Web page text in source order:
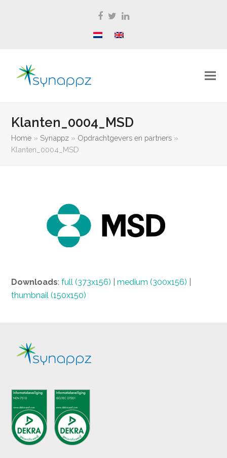
Facebook
TwitterLinkedIn
Klanten_0004_MSD
Home »Synappz » Opdrachtgevers en partners »
Klanten_0004_MSD
Downloads:full (373x156) |medium (300x156)
thumbnail (150x150)